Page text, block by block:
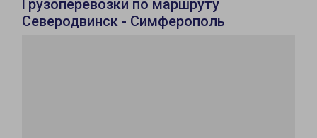
Грузоперевозки по маршруту
Северодвинск - Симферополь